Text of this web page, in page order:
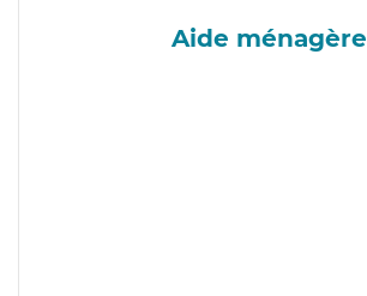
Aide ménagère